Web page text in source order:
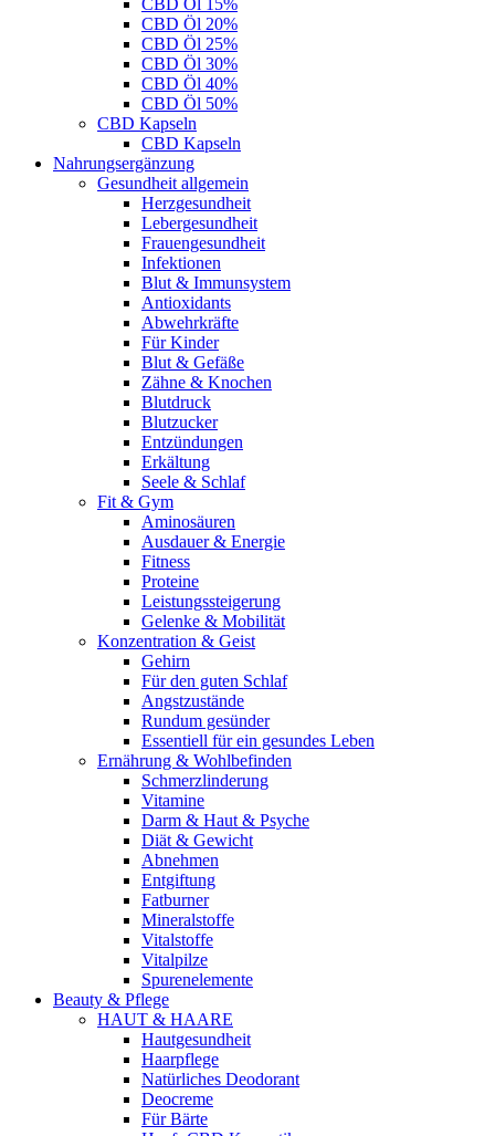
CBD Öl 15%
CBD Öl 20%
CBD Öl 25%
CBD Öl 30%
CBD Öl 40%
CBD Öl 50%
CBD Kapseln
CBD Kapseln
Nahrungsergänzung
Gesundheit allgemein
Herzgesundheit
Lebergesundheit
Frauengesundheit
Infektionen
Blut & Immunsystem
Antioxidants
Abwehrkräfte
Für Kinder
Blut & Gefäße
Zähne & Knochen
Blutdruck
Blutzucker
Entzündungen
Erkältung
Seele & Schlaf
Fit & Gym
Aminosäuren
Ausdauer & Energie
Fitness
Proteine
Leistungssteigerung
Gelenke & Mobilität
Konzentration & Geist
Gehirn
Für den guten Schlaf
Angstzustände
Rundum gesünder
Essentiell für ein gesundes Leben
Ernährung & Wohlbefinden
Schmerzlinderung
Vitamine
Darm & Haut & Psyche
Diät & Gewicht
Abnehmen
Entgiftung
Fatburner
Mineralstoffe
Vitalstoffe
Vitalpilze
Spurenelemente
Beauty & Pflege
HAUT & HAARE
Hautgesundheit
Haarpflege
Natürliches Deodorant
Deocreme
Für Bärte